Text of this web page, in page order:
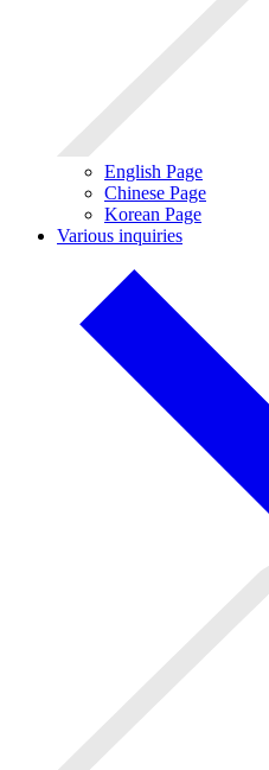
English Page
Chinese Page
Korean Page
Various inquiries